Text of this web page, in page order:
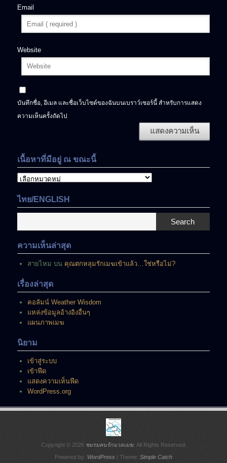
Email
Website
บันทึกชื่อ, อีเมล และชื่อเว็บไซต์ของฉันบนเบราว์เซอร์นี้ สำหรับการแสดง
ความเห็นครั้งถัดไป
เนื้อหาที่มีอยู่ ณ ขณะนี้
เนื้อหา
มี
อยู่
ไทย/ENGLISH
Search
ความเห็นล่าสุด
สายไหม บน คุณตกหลุมรักเมฆเข้าแล้ว…ใช่หรือไม่?
เรื่องล่าสุด
คอลัมน์ Weather Wisdom
แหล่งข้อมูลอ้างอิงอื่นๆ
แผนภาพเมฆ
นิยาม
เข้าสู่ระบบ
เข้าฟีด
แสดงความเห็นฟีด
WordPress.org
Copyright © 2026 ชมรมคนรักมวลเมฆ. All Rights Reserved.
Powered by: WordPress | Theme: Simple Catch